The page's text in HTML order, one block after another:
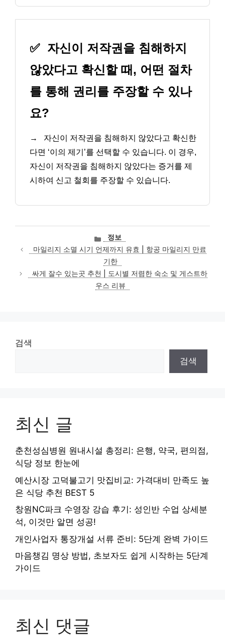
✅ 자신이 저작권을 침해하지
않았다고 확신할 때, 어떤 절차
를 통해 권리를 주장할 수 있나
요?
→
자신이 저작권을 침해하지 않았다고 확신한
다면 ‘이의 제기’를 선택할 수 있습니다. 이 경우,
자신이 저작권을 침해하지 않았다는 증거를 제
시하여 신고 철회를 주장할 수 있습니다.
카
테
고
리
정보
마일리지 소멸 시기 언제까지 유효 | 항공 마일리지 만료
기한
싸게 잘수 있는곳 추천 | 도시별 저렴한 숙소 및 게스트하
우스 리뷰
검색
검색
최신 글
춘천성심병원 원내시설 총정리: 은행, 약국, 편의점,
식당 정보 한눈에
예산시장 고덕불고기 맛집비교: 가격대비 만족도 높
은 식당 추천 BEST 5
창원NC파크 수영장 강습 후기: 성인반 수업 상세분
석, 이것만 알면 성공!
개인사업자 통장개설 서류 준비: 5단계 완벽 가이드
마음챙김 명상 방법, 초보자도 쉽게 시작하는 5단계
가이드
최신 댓글